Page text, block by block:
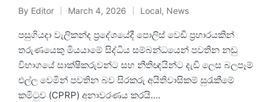
By Editor March 4, 2026 Local, News
පසුගියදා වැලිකන්ද ප්‍රදේශයේදී පොලිස් වෙඩි ප්‍රහාරයකින්
තරුණයෙකු මියයාමේ සිද්ධිය සම්බන්ධයෙන් පවතින නඩු
විභාගයේ සාක්ෂිකරුවන්ට සහ නීතිඥයින්ට දැඩි ලෙස බලපෑම්
එල්ල වෙමින් පවතින බව සිරකරු අයිතිවාසිකම් සුරැකීමේ
කමිටුව (CPRP) අනාවරණය කරයි.…